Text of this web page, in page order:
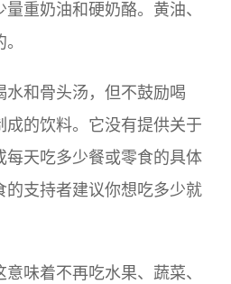
重奶油和硬奶酪。黄油、
水和骨头汤，但不鼓励喝
成的饮料。它没有提供关于
每天吃多少餐或零食的具体
的支持者建议你想吃多少就
味着不再吃水果、蔬菜、